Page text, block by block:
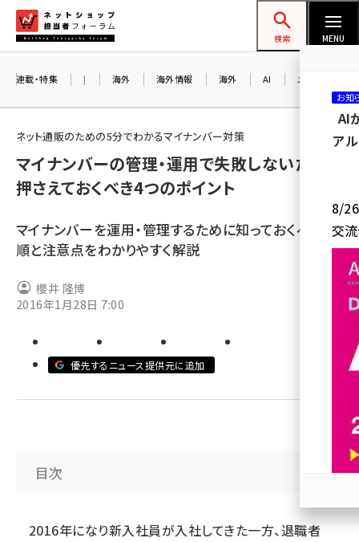
ン
ネットショップ担当者フォーラム
検索 MENU
amazon (2258)
楽天 (1874)
アスクル (1122)
ビィ・フォアード (777)
連載・特集 | 海外 海外情報 海外 AI メタバース
ネット通販のための5分でわかるマイナンバー対策
マイナンバーの管理・運用で失敗しないために
押さえておくべき4つのポイント
マイナンバーを運用・管理するために知っておくべき手
順と注意点をわかりやすく解説
櫻井 隆博
2016年1月28日 7:00
優先するニュース提供元に追加
目次
2016年になり新入社員が入社してきた一方、退職者
お知
AI
ア
8/26
交
参